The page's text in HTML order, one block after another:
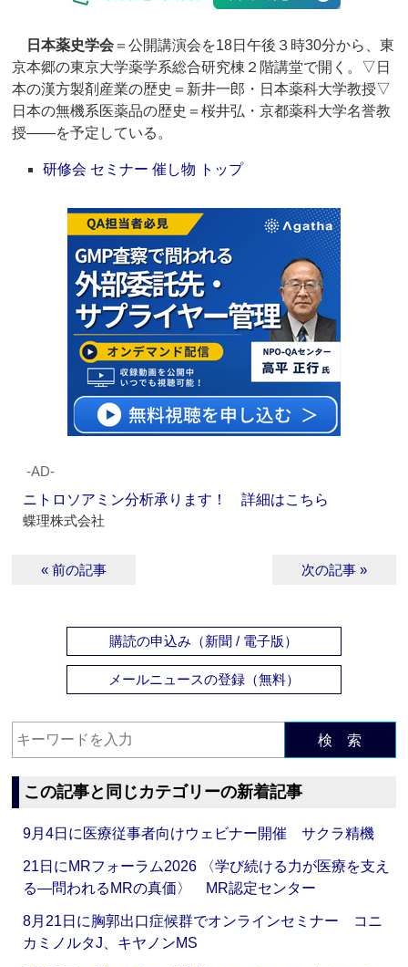
日本薬史学会 ＝公開講演会を18日午後３時30分から、東
京本郷の東京大学薬学系総合研究棟２階講堂で開く。▽日
本の漢方製剤産業の歴史＝新井一郎・日本薬科大学教授▽
日本の無機系医薬品の歴史＝桜井弘・京都薬科大学名誉教
授――を予定している。
研修会 セミナー 催し物 トップ
‐AD‐
ニトロソアミン分析承ります！ 詳細はこちら
蝶理株式会社
« 前の記事 次の記事 »
購読の申込み（新聞 / 電子版）
メールニュースの登録（無料）
検 索
この記事と同じカテゴリーの新着記事
9月4日に医療従事者向けウェビナー開催 サクラ精機
21日にMRフォーラム2026 〈学び続ける力が医療を支え
る―問われるMRの真価〉 MR認定センター
8月21日に胸郭出口症候群でオンラインセミナー コニ
カミノルタJ、キヤノンMS